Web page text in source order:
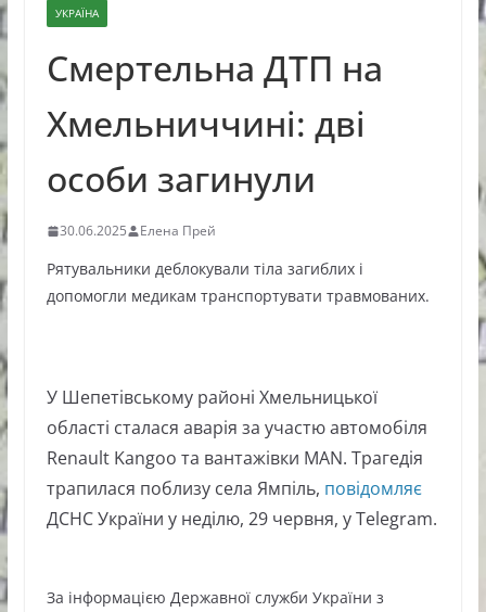
УКРАЇНА
Смертельна ДТП на
Хмельниччині: дві
особи загинули
30.06.2025 Елена Прей
Рятувальники деблокували тіла загиблих і
допомогли медикам транспортувати травмованих.
У Шепетівському районі Хмельницької
області сталася аварія за участю автомобіля
Renault Kangoo та вантажівки MAN. Трагедія
трапилася поблизу села Ямпіль, повідомляє
ДСНС України у неділю, 29 червня, у Telegram.
За інформацією Державної служби України з